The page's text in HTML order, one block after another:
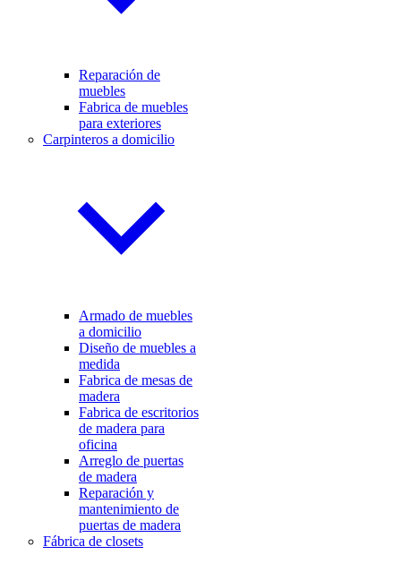
Reparación de
muebles
Fabrica de muebles
para exteriores
Carpinteros a domicilio
Armado de muebles
a domicilio
Diseño de muebles a
medida
Fabrica de mesas de
madera
Fabrica de escritorios
de madera para
oficina
Arreglo de puertas
de madera
Reparación y
mantenimiento de
puertas de madera
Fábrica de closets